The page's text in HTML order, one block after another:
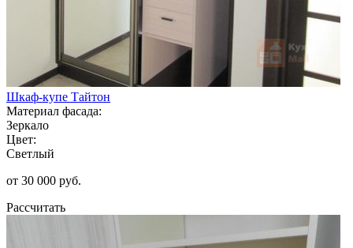
Шкаф-купе Тайтон
Материал фасада:
Зеркало
Цвет:
Светлый
от 30 000 руб.
Рассчитать